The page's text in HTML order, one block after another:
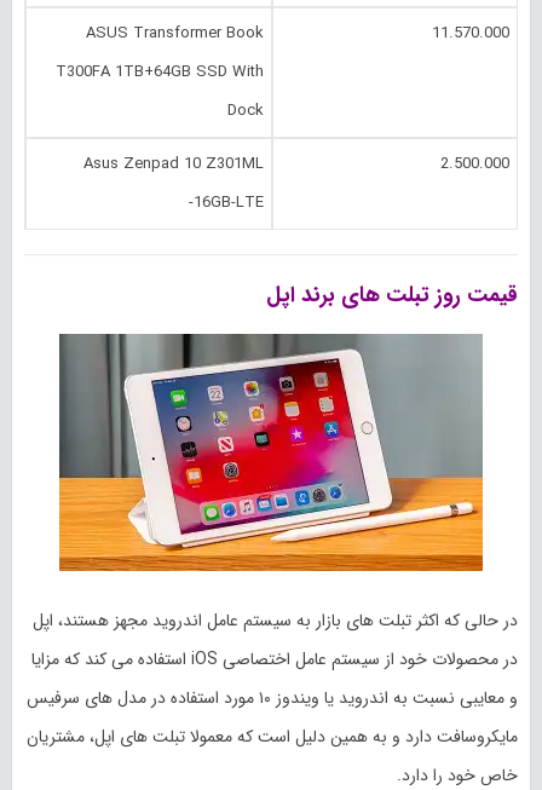
11.570.000
ASUS Transformer Book
T300FA 1TB+64GB SSD With
Dock
2.500.000
Asus Zenpad 10 Z301ML
-16GB-LTE
قیمت روز تبلت های برند اپل
در حالی که اکثر تبلت های بازار به سیستم عامل اندروید مجهز هستند، اپل
در محصولات خود از سیستم عامل اختصاصی iOS استفاده می کند که مزایا
و معایبی نسبت به اندروید یا ویندوز ۱۰ مورد استفاده در مدل های سرفیس
مایکروسافت دارد و به همین دلیل است که معمولا تبلت های اپل، مشتریان
خاص خود را دارد.